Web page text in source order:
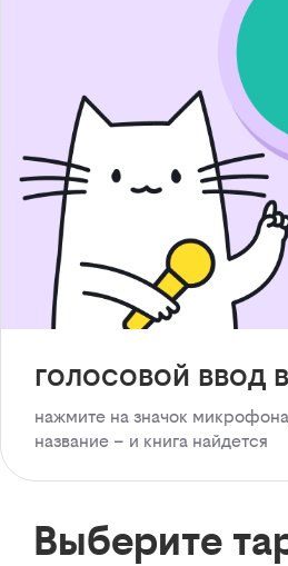
голосовой ввод
нажмите на значок
название – и книга найдется
Выберите